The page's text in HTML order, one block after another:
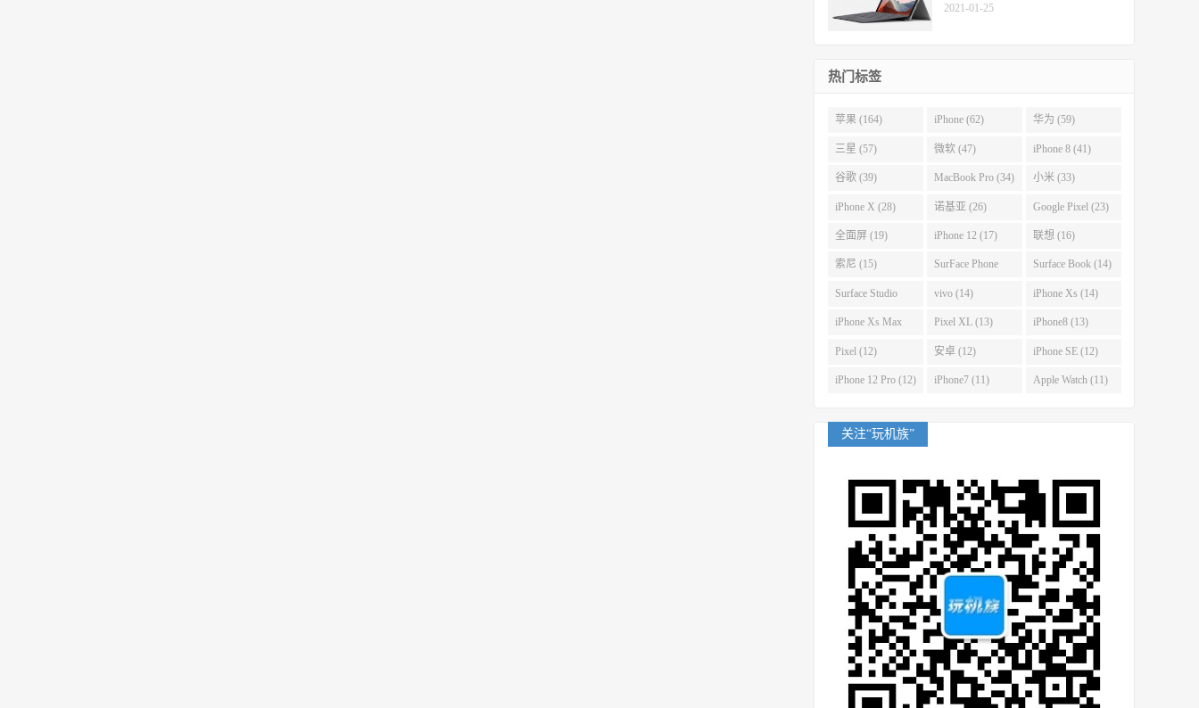
2021-01-25
热门标签
苹果 (164) iPhone (62) 华为 (59)
三星 (57) 微软 (47) iPhone 8 (41)
谷歌 (39) MacBook Pro (34) 小米 (33)
iPhone X (28) 诺基亚 (26) Google Pixel (23)
全面屏 (19) iPhone 12 (17) 联想 (16)
索尼 (15) SurFace Phone
(14)
Surface Book (14)
Surface Studio
(14)
vivo (14) iPhone Xs (14)
iPhone Xs Max
(14)
Pixel XL (13) iPhone8 (13)
Pixel (12) 安卓 (12) iPhone SE (12)
iPhone 12 Pro (12) iPhone7 (11) Apple Watch (11)
关注“玩机族”